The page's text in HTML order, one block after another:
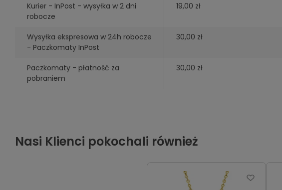
Kurier - InPost - wysyłka w 2 dni
robocze
19,00 zł
Wysyłka ekspresowa w 24h robocze
- Paczkomaty InPost
30,00 zł
Paczkomaty - płatność za
pobraniem
30,00 zł
Nasi Klienci pokochali również